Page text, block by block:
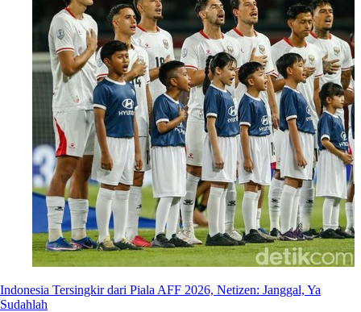
Indonesia Tersingkir dari Piala AFF 2026, Netizen: Janggal, Ya
Sudahlah